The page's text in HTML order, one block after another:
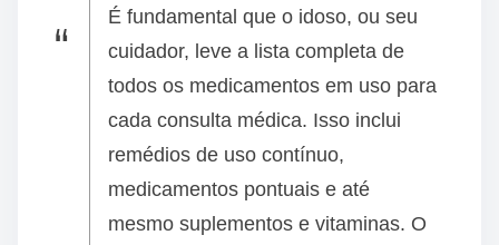
É fundamental que o idoso, ou seu
cuidador, leve a lista completa de
todos os medicamentos em uso para
cada consulta médica. Isso inclui
remédios de uso contínuo,
medicamentos pontuais e até
mesmo suplementos e vitaminas. O